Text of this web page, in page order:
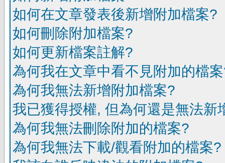
如何在文章發表後新增附加檔案?
如何刪除附加檔案?
如何更新檔案註解?
為何我在文章中看不見附加的檔
為何我無法新增附加檔案?
我已獲得授權, 但為何還是無法新
為何我無法刪除附加的檔案?
為何我無法下載/觀看附加的檔案?